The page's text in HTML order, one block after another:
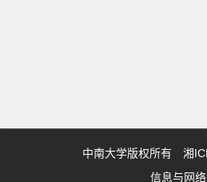
中南大学版权所有 湘
信息与网